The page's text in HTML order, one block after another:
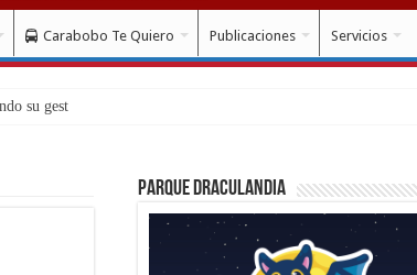
Carabobo Te Quiero Publicaciones Servicios
Parque Draculandia